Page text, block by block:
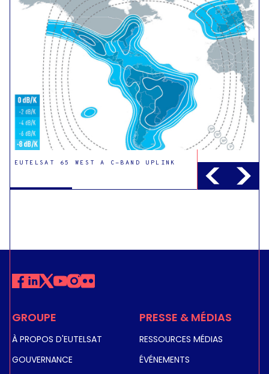
EUTELSAT 65 WEST A C-BAND UPLINK
UPLINK
GROUPE
À PROPOS D'EUTELSAT
GOUVERNANCE
PRESSE & MÉDIAS
RESSOURCES MÉDIAS
ÉVÉNEMENTS